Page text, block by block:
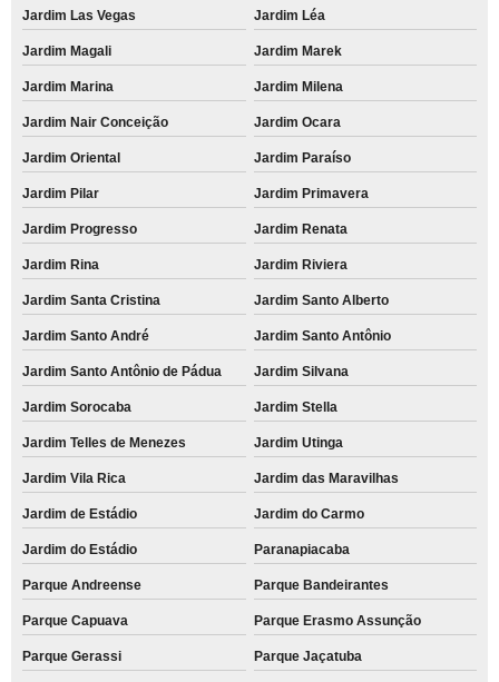
Jardim Las Vegas Jardim Léa
Jardim Magali Jardim Marek
Jardim Marina Jardim Milena
Jardim Nair Conceição Jardim Ocara
Jardim Oriental Jardim Paraíso
Jardim Pilar Jardim Primavera
Jardim Progresso Jardim Renata
Jardim Rina Jardim Riviera
Jardim Santa Cristina Jardim Santo Alberto
Jardim Santo André Jardim Santo Antônio
Jardim Santo Antônio de Pádua Jardim Silvana
Jardim Sorocaba Jardim Stella
Jardim Telles de Menezes Jardim Utinga
Jardim Vila Rica Jardim das Maravilhas
Jardim de Estádio Jardim do Carmo
Jardim do Estádio Paranapiacaba
Parque Andreense Parque Bandeirantes
Parque Capuava Parque Erasmo Assunção
Parque Gerassi Parque Jaçatuba